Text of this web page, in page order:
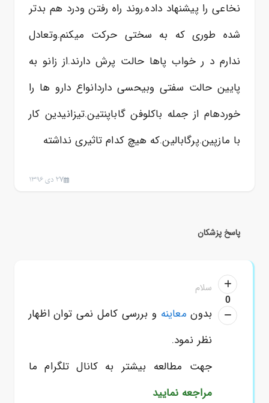
نخاعی را پیشنهاد داده.روند راه رفتن ودرد هم بدتر
شده طوری که به سختی حرکت میکنم.وتعادل
ندارم د ر خواب پاها حالت پرش دارند.از زانو به
پایین حالت سفتی وبیحسی داردانواع دارو ها را
خوردهام از جمله باکلوفن گاباپنتین.تیزانیدین کار
با مازپین.پرگابالین.که هیچ کدام تاثیری نداشته
27 دی 1396
پاسخ پزشکان
0
سلام
بدون معاینه و بررسی کامل نمی توان اظهار
نظر نمود.
جهت مطالعه بیشتر به کانال تلگرام ما
مراجعه نمایید